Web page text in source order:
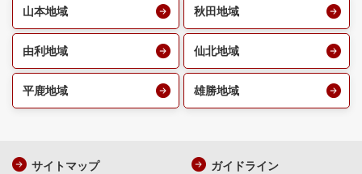
山本地域 秋田地域
由利地域 仙北地域
平鹿地域 雄勝地域
サイトマップ ガイドライン